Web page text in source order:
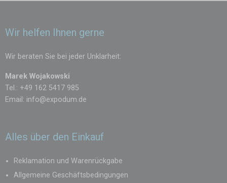
Wir helfen Ihnen gerne
Wir beraten Sie bei jeder Unklarheit:
Marek Wojakowski
Tel.: +49 162 5417 985
Email: info@expodum.de
Alles über den Einkauf
Reklamation und Warenrückgabe
Allgemeine Geschäftsbedingungen